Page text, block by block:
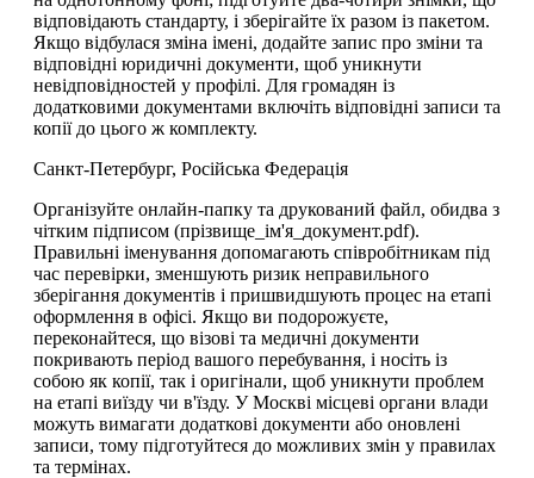
відповідають стандарту, і зберігайте їх разом із пакетом.
Якщо відбулася зміна імені, додайте запис про зміни та
відповідні юридичні документи, щоб уникнути
невідповідностей у профілі. Для громадян із
додатковими документами включіть відповідні записи та
копії до цього ж комплекту.
Санкт-Петербург, Російська Федерація
Організуйте онлайн-папку та друкований файл, обидва з
чітким підписом (прізвище_ім'я_документ.pdf).
Правильні іменування допомагають співробітникам під
час перевірки, зменшують ризик неправильного
зберігання документів і пришвидшують процес на етапі
оформлення в офісі. Якщо ви подорожуєте,
переконайтеся, що візові та медичні документи
покривають період вашого перебування, і носіть із
собою як копії, так і оригінали, щоб уникнути проблем
на етапі виїзду чи в'їзду. У Москві місцеві органи влади
можуть вимагати додаткові документи або оновлені
записи, тому підготуйтеся до можливих змін у правилах
та термінах.